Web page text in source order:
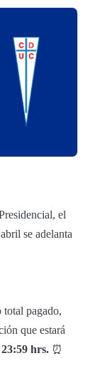
el
se adelanta
total pagado,
que estará
hrs. ⏰